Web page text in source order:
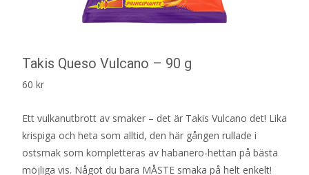
Takis Queso Vulcano – 90 g
60 kr
Ett vulkanutbrott av smaker – det är Takis Vulcano det! Lika
krispiga och heta som alltid, den här gången rullade i
ostsmak som kompletteras av habanero-hettan på bästa
möjliga vis. Något du bara MÅSTE smaka på helt enkelt!